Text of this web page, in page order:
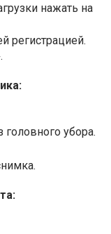
нажать на
регистрацией.
.
убора.